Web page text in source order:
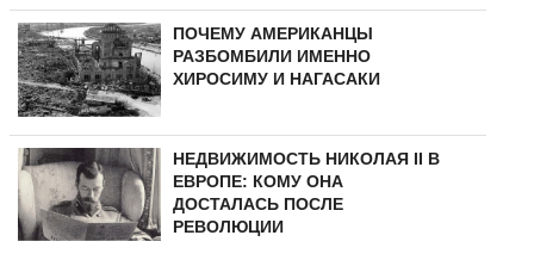
ПОЧЕМУ АМЕРИКАНЦЫ
РАЗБОМБИЛИ ИМЕННО
ХИРОСИМУ И НАГАСАКИ
НЕДВИЖИМОСТЬ НИКОЛАЯ II В
ЕВРОПЕ: КОМУ ОНА
ДОСТАЛАСЬ ПОСЛЕ
РЕВОЛЮЦИИ